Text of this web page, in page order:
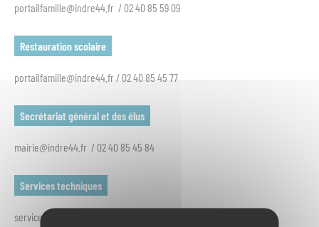
portailfamille@indre44.fr / 02 40 85 59 09
Restauration scolaire
portailfamille@indre44.fr / 02 40 85 45 77
Secrétariat général et des élus
mairie@indre44.fr / 02 40 85 45 84
Services techniques
servicestechniques@indre44.fr / 02 40 85 45 80